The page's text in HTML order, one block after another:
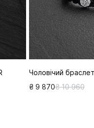
Чоловічий
₴ 9 870₴ 10 960